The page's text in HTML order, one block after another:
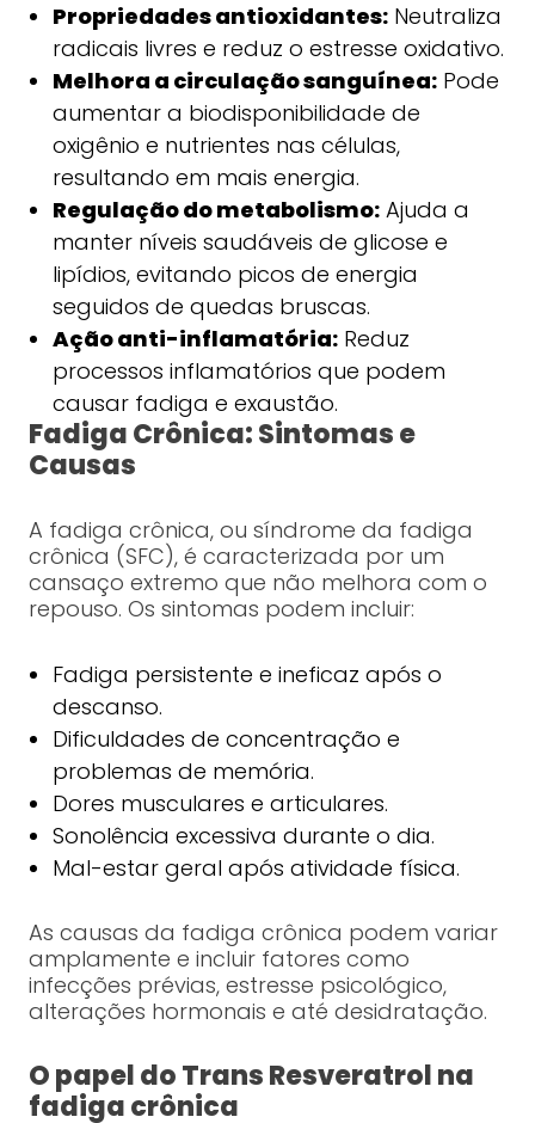
Propriedades antioxidantes:Neutraliza
radicais livres e reduz o estresse oxidativo.
Melhora a circulação sanguínea:Pode
aumentar a biodisponibilidade de
oxigênio e nutrientes nas células,
resultando em mais energia.
Regulação do metabolismo:Ajuda a
manter níveis saudáveis de glicose e
lipídios, evitando picos de energia
seguidos de quedas bruscas.
Ação anti-inflamatória:Reduz
processos inflamatórios que podem
causar fadiga e exaustão.
Fadiga Crônica: Sintomas e
Causas
A fadiga crônica, ou síndrome da fadiga
crônica (SFC), é caracterizada por um
cansaço extremo que não melhora com o
repouso. Os sintomas podem incluir:
Fadiga persistente e ineficaz após o
descanso.
Dificuldades de concentração e
problemas de memória.
Dores musculares e articulares.
Sonolência excessiva durante o dia.
Mal-estar geral após atividade física.
As causas da fadiga crônica podem variar
amplamente e incluir fatores como
infecções prévias, estresse psicológico,
alterações hormonais e até desidratação.
O papel do Trans Resveratrol na
fadiga crônica